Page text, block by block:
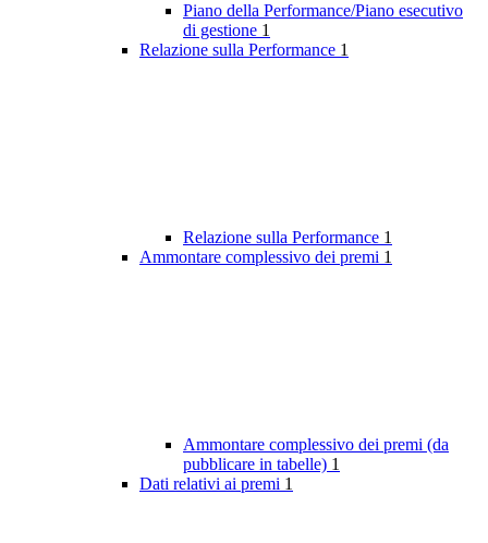
Piano della Performance/Piano esecutivo
di gestione 1
Relazione sulla Performance 1
Relazione sulla Performance 1
Ammontare complessivo dei premi 1
Ammontare complessivo dei premi (da
pubblicare in tabelle) 1
Dati relativi ai premi 1